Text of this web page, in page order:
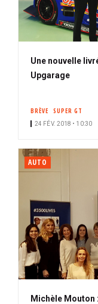
Une nouvelle
Upgarage
BRÈVE SUPER GT
24 FÉV. 2018 • 10:30
AUTO
Michèle